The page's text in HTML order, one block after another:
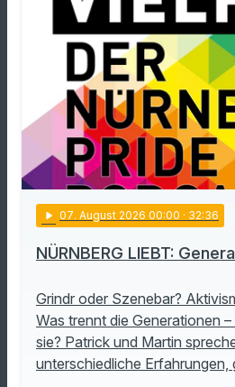
play_arrow 07. August 2026 00:00 · 32:36
NÜRNBERG LIEBT:
Grindr oder Szenebar?
Was trennt die Generationen
sie? Patrick und Martin
unterschiedliche